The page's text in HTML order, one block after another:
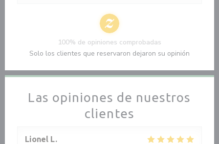
Las opiniones de nuestros
clientes
Lionel L
100% de opiniones comprobadas
Solo los clientes que reservaron dejaron su opinión